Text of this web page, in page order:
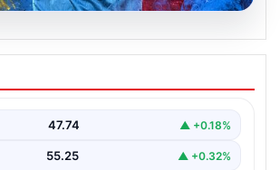
İstediği Lukaku’yu
da Takip Ediyor: Yeni
Napoli forması giyen ve takımda
47.74 ▲ +0.18%
55.25 ▲ +0.32%